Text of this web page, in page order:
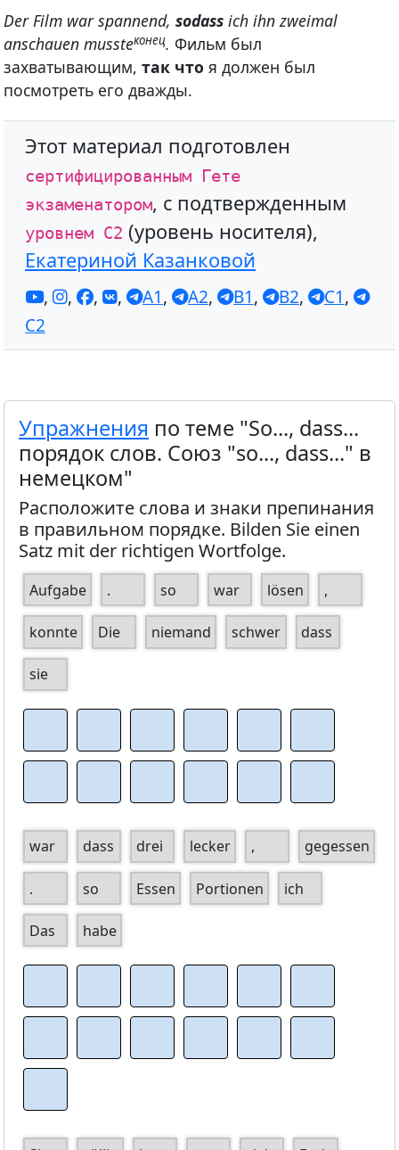
Der Film war spannend, sodass ich ihn zweimal
anschauen mussteконец. Фильм был
захватывающим, так что я должен был
посмотреть его дважды.
Этот материал подготовлен
сертифицированным Гете
экзаменатором, с подтвержденным
уровнем С2 (уровень носителя),
Екатериной Казанковой
, , , , A1, A2, B1, B2, C1,
C2
Упражнения по теме "So..., dass...
порядок слов. Союз "so..., dass..." в
немецком"
Расположите слова и знаки препинания
в правильном порядке. Bilden Sie einen
Satz mit der richtigen Wortfolge.
Aufgabe . so war lösen ,
konnte Die niemand schwer dass
sie
war dass drei lecker , gegessen
. so Essen Portionen ich
Das habe